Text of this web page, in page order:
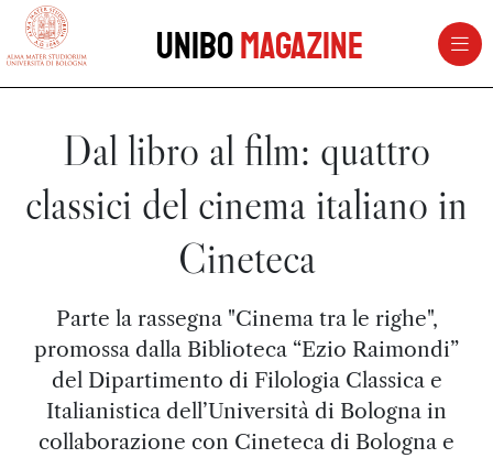
vai al contenuto della pagina
UniboMagazine
Dal libro al film: quattro
classici del cinema italiano in
Cineteca
Parte la rassegna "Cinema tra le righe",
promossa dalla Biblioteca “Ezio Raimondi”
del Dipartimento di Filologia Classica e
Italianistica dell’Università di Bologna in
collaborazione con Cineteca di Bologna e